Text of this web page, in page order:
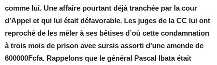
comme lui. Une affaire pourtant déjà tranchée par la cour
d’Appel et qui lui était défavorable. Les juges de la CC lui ont
reproché de les mêler à ses bêtises d’où cette condamnation
à trois mois de prison avec sursis assorti d’une amende de
600000Fcfa. Rappelons que le général Pascal Ibata était